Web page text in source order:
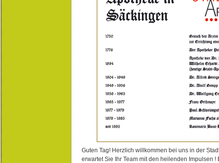
Guten Tag! Herzlich willkommen bei uns in der
erwartet Sie Ihr Team mit den heilenden Impulsen !